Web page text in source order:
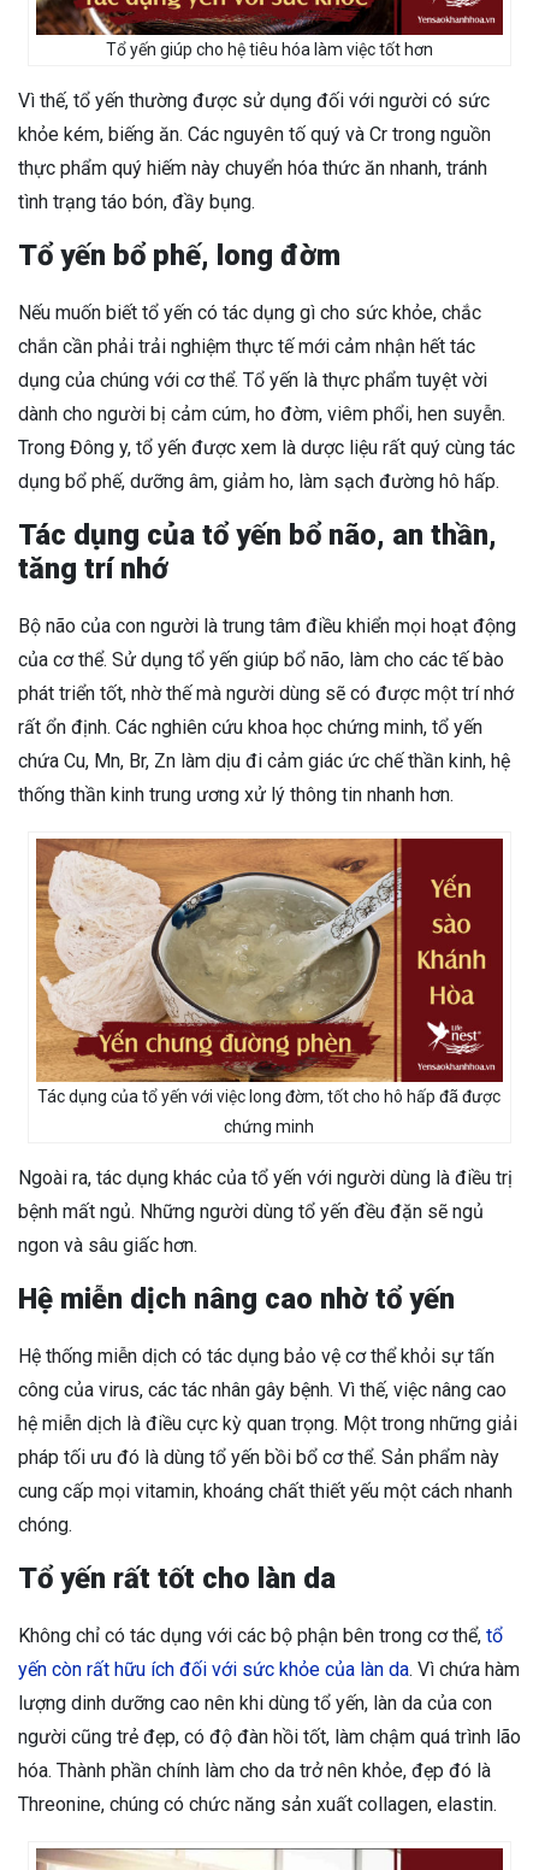
Tổ yến giúp cho hệ tiêu hóa làm việc tốt hơn
Vì thế, tổ yến thường được sử dụng đối với người có sức
khỏe kém, biếng ăn. Các nguyên tố quý và Cr trong nguồn
thực phẩm quý hiếm này chuyển hóa thức ăn nhanh, tránh
tình trạng táo bón, đầy bụng.
Tổ yến bổ phế, long đờm
Nếu muốn biết tổ yến có tác dụng gì cho sức khỏe, chắc
chắn cần phải trải nghiệm thực tế mới cảm nhận hết tác
dụng của chúng với cơ thể. Tổ yến là thực phẩm tuyệt vời
dành cho người bị cảm cúm, ho đờm, viêm phổi, hen suyễn.
Trong Đông y, tổ yến được xem là dược liệu rất quý cùng tác
dụng bổ phế, dưỡng âm, giảm ho, làm sạch đường hô hấp.
Tác dụng của tổ yến bổ não, an thần,
tăng trí nhớ
Bộ não của con người là trung tâm điều khiển mọi hoạt động
của cơ thể. Sử dụng tổ yến giúp bổ não, làm cho các tế bào
phát triển tốt, nhờ thế mà người dùng sẽ có được một trí nhớ
rất ổn định. Các nghiên cứu khoa học chứng minh, tổ yến
chứa Cu, Mn, Br, Zn làm dịu đi cảm giác ức chế thần kinh, hệ
thống thần kinh trung ương xử lý thông tin nhanh hơn.
Tác dụng của tổ yến với việc long đờm, tốt cho hô hấp đã được
chứng minh
Ngoài ra, tác dụng khác của tổ yến với người dùng là điều trị
bệnh mất ngủ. Những người dùng tổ yến đều đặn sẽ ngủ
ngon và sâu giấc hơn.
Hệ miễn dịch nâng cao nhờ tổ yến
Hệ thống miễn dịch có tác dụng bảo vệ cơ thể khỏi sự tấn
công của virus, các tác nhân gây bệnh. Vì thế, việc nâng cao
hệ miễn dịch là điều cực kỳ quan trọng. Một trong những giải
pháp tối ưu đó là dùng tổ yến bồi bổ cơ thể. Sản phẩm này
cung cấp mọi vitamin, khoáng chất thiết yếu một cách nhanh
chóng.
Tổ yến rất tốt cho làn da
Không chỉ có tác dụng với các bộ phận bên trong cơ thể, tổ
yến còn rất hữu ích đối với sức khỏe của làn da. Vì chứa hàm
lượng dinh dưỡng cao nên khi dùng tổ yến, làn da của con
người cũng trẻ đẹp, có độ đàn hồi tốt, làm chậm quá trình lão
hóa. Thành phần chính làm cho da trở nên khỏe, đẹp đó là
Threonine, chúng có chức năng sản xuất collagen, elastin.